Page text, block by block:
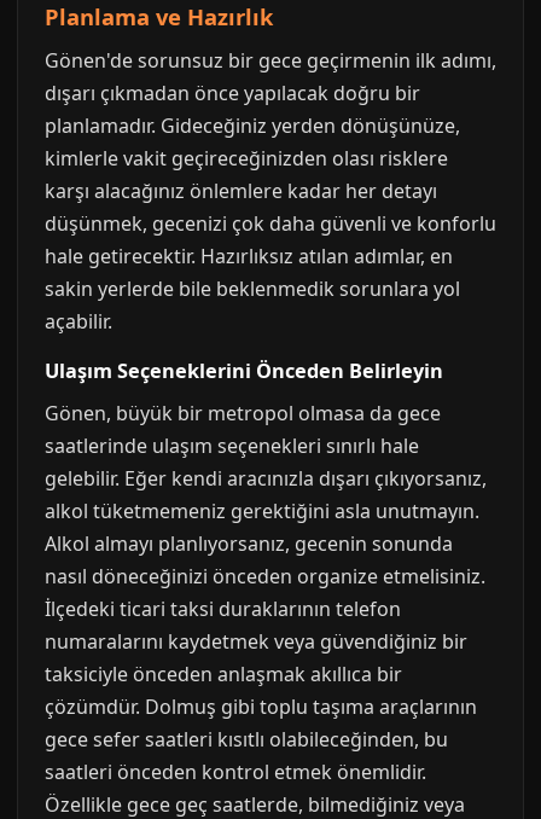
Planlama ve Hazırlık
Gönen'de sorunsuz bir gece geçirmenin ilk adımı,
dışarı çıkmadan önce yapılacak doğru bir
planlamadır. Gideceğiniz yerden dönüşünüze,
kimlerle vakit geçireceğinizden olası risklere
karşı alacağınız önlemlere kadar her detayı
düşünmek, gecenizi çok daha güvenli ve konforlu
hale getirecektir. Hazırlıksız atılan adımlar, en
sakin yerlerde bile beklenmedik sorunlara yol
açabilir.
Ulaşım Seçeneklerini Önceden Belirleyin
Gönen, büyük bir metropol olmasa da gece
saatlerinde ulaşım seçenekleri sınırlı hale
gelebilir. Eğer kendi aracınızla dışarı çıkıyorsanız,
alkol tüketmemeniz gerektiğini asla unutmayın.
Alkol almayı planlıyorsanız, gecenin sonunda
nasıl döneceğinizi önceden organize etmelisiniz.
İlçedeki ticari taksi duraklarının telefon
numaralarını kaydetmek veya güvendiğiniz bir
taksiciyle önceden anlaşmak akıllıca bir
çözümdür. Dolmuş gibi toplu taşıma araçlarının
gece sefer saatleri kısıtlı olabileceğinden, bu
saatleri önceden kontrol etmek önemlidir.
Özellikle gece geç saatlerde, bilmediğiniz veya